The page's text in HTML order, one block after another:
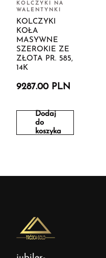
KOLCZYKI NA
WALENTYNKI
KOLCZYKI
KOŁA
MASYWNE
SZEROKIE ZE
ZŁOTA PR. 585,
14K
9287.00 PLN
Dodaj
do
koszyka